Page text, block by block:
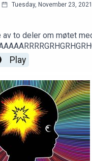
Tuesday, November 23, 2021
av to deler om møtet
Play